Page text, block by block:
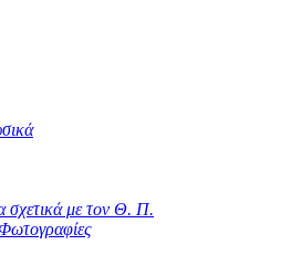
σχετικά με τον Θ. Π.